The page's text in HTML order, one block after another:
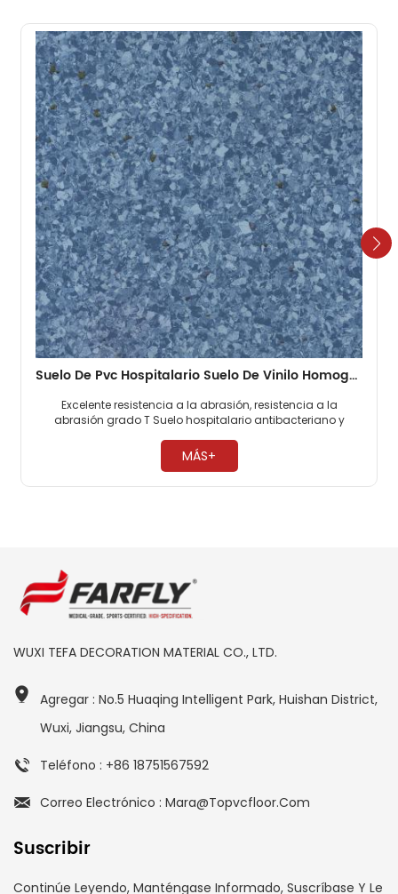
Suelo De Pvc Hospitalario Suelo De Vinilo Homogéneo De 2 Mm
Excelente resistencia a la abrasión, resistencia a la
abrasión grado T Suelo hospitalario antibacteriano y
necesario encerar ​
MÁS+
WUXI TEFA DECORATION MATERIAL CO., LTD.
Agregar : No.5 Huaqing Intelligent Park, Huishan District,
Wuxi, Jiangsu, China
Teléfono : +86 18751567592
Correo Electrónico : Mara@topvcfloor.com
Suscribir
Continúe Leyendo, Manténgase Informado, Suscríbase Y Le